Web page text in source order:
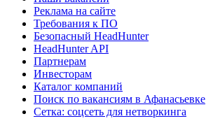
Реклама на сайте
Требования к ПО
Безопасный HeadHunter
HeadHunter API
Партнерам
Инвесторам
Каталог компаний
Поиск по вакансиям в Афанасьевке
Сетка: соцсеть для нетворкинга